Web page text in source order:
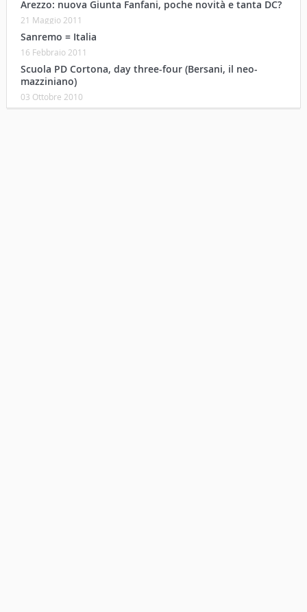
Arezzo: nuova Giunta Fanfani, poche novità e tanta DC?
21 Maggio 2011
Sanremo = Italia
16 Febbraio 2011
Scuola PD Cortona, day three-four (Bersani, il neo-
mazziniano)
03 Ottobre 2010